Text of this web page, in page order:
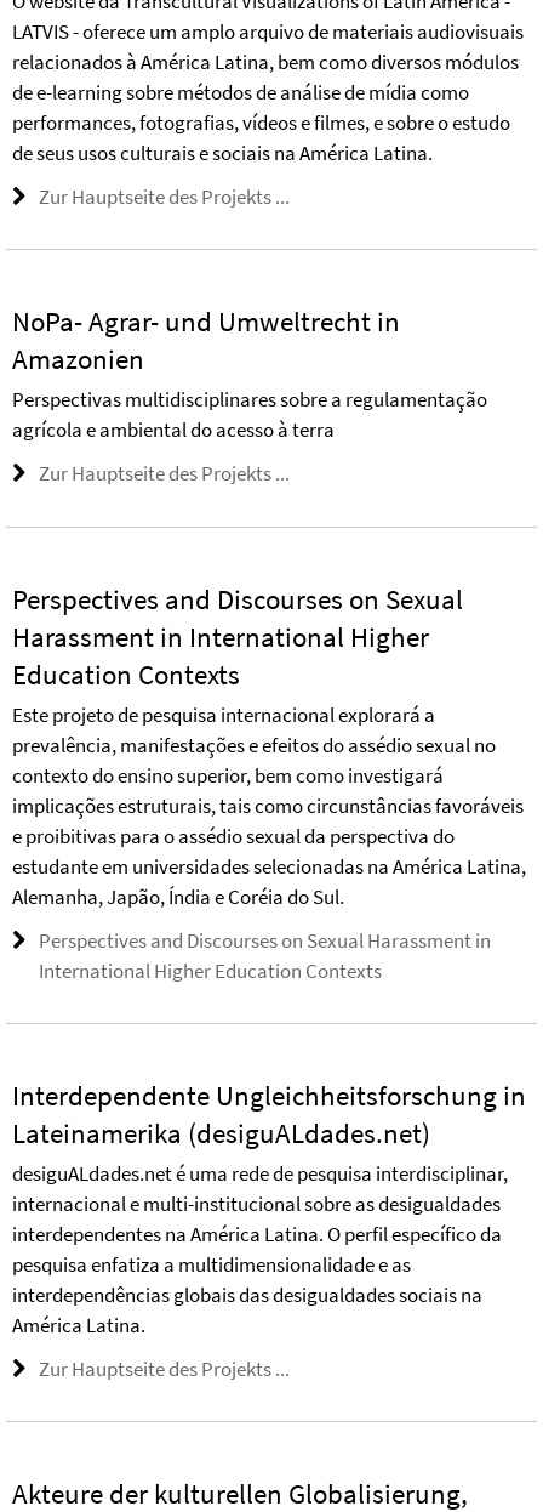
LATVIS - oferece um amplo arquivo de materiais audiovisuais
relacionados à América Latina, bem como diversos módulos
de e-learning sobre métodos de análise de mídia como
performances, fotografias, vídeos e filmes, e sobre o estudo
de seus usos culturais e sociais na América Latina.
Zur Hauptseite des Projekts ...
NoPa- Agrar- und Umweltrecht in
Amazonien
Perspectivas multidisciplinares sobre a regulamentação
agrícola e ambiental do acesso à terra
Zur Hauptseite des Projekts ...
Perspectives and Discourses on Sexual
Harassment in International Higher
Education Contexts
Este projeto de pesquisa internacional explorará a
prevalência, manifestações e efeitos do assédio sexual no
contexto do ensino superior, bem como investigará
implicações estruturais, tais como circunstâncias favoráveis
e proibitivas para o assédio sexual da perspectiva do
estudante em universidades selecionadas na América Latina,
Alemanha, Japão, Índia e Coréia do Sul.
Perspectives and Discourses on Sexual Harassment in
International Higher Education Contexts
Interdependente Ungleichheitsforschung in
Lateinamerika (desiguALdades.net)
desiguALdades.net é uma rede de pesquisa interdisciplinar,
internacional e multi-institucional sobre as desigualdades
interdependentes na América Latina. O perfil específico da
pesquisa enfatiza a multidimensionalidade e as
interdependências globais das desigualdades sociais na
América Latina.
Zur Hauptseite des Projekts ...
Akteure der kulturellen Globalisierung,